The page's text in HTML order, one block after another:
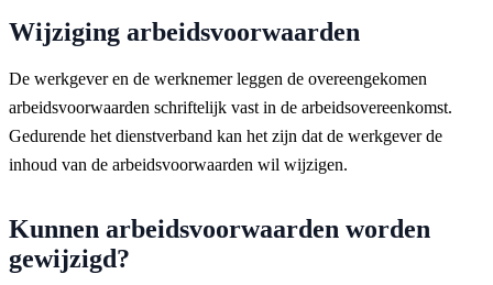
Wijziging arbeidsvoorwaarden
De werkgever en de werknemer leggen de overeengekomen
arbeidsvoorwaarden schriftelijk vast in de arbeidsovereenkomst.
Gedurende het dienstverband kan het zijn dat de werkgever de
inhoud van de arbeidsvoorwaarden wil wijzigen.
Kunnen arbeidsvoorwaarden worden
gewijzigd?